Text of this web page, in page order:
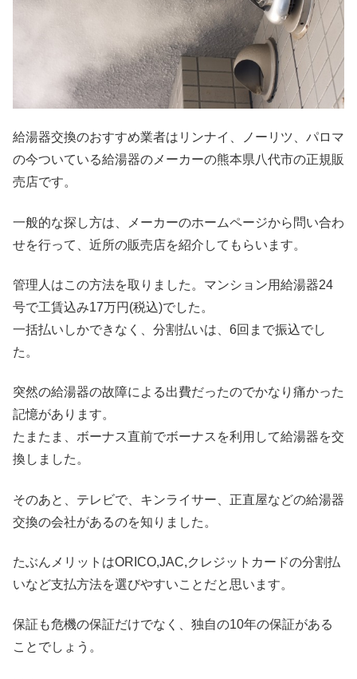
給湯器交換のおすすめ業者はリンナイ、ノーリツ、パロマ
の今ついている給湯器のメーカーの熊本県八代市の正規販
売店です。
一般的な探し方は、メーカーのホームページから問い合わ
せを行って、近所の販売店を紹介してもらいます。
管理人はこの方法を取りました。マンション用給湯器24
号で工賃込み17万円(税込)でした。
一括払いしかできなく、分割払いは、6回まで振込でし
た。
突然の給湯器の故障による出費だったのでかなり痛かった
記憶があります。
たまたま、ボーナス直前でボーナスを利用して給湯器を交
換しました。
そのあと、テレビで、キンライサー、正直屋などの給湯器
交換の会社があるのを知りました。
たぶんメリットはORICO,JAC,クレジットカードの分割払
いなど支払方法を選びやすいことだと思います。
保証も危機の保証だけでなく、独自の10年の保証がある
ことでしょう。